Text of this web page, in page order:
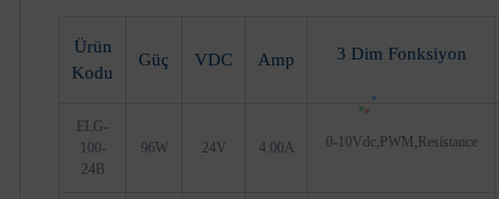
Ürün
Kodu
Güç VDC Amp 3 Dim Fonksiyon
ELG-
100-
24B
96W 24V 4.00A 0-10Vdc,PWM,Resistance